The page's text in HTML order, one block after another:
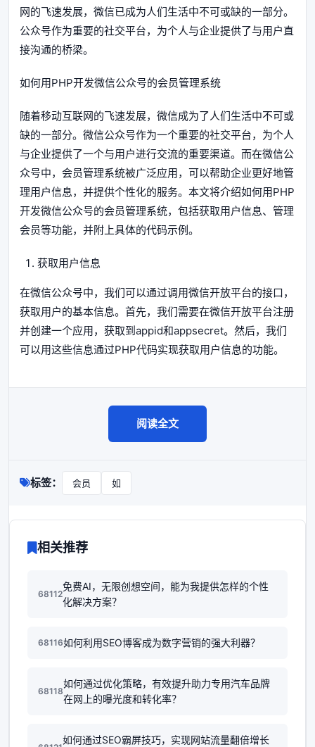
网的飞速发展，微信已成为人们生活中不可或缺的一部分。
公众号作为重要的社交平台，为个人与企业提供了与用户直
接沟通的桥梁。
如何用PHP开发微信公众号的会员管理系统
随着移动互联网的飞速发展，微信成为了人们生活中不可或
缺的一部分。微信公众号作为一个重要的社交平台，为个人
与企业提供了一个与用户进行交流的重要渠道。而在微信公
众号中，会员管理系统被广泛应用，可以帮助企业更好地管
理用户信息，并提供个性化的服务。本文将介绍如何用PHP
开发微信公众号的会员管理系统，包括获取用户信息、管理
会员等功能，并附上具体的代码示例。
获取用户信息
在微信公众号中，我们可以通过调用微信开放平台的接口，
获取用户的基本信息。首先，我们需要在微信开放平台注册
并创建一个应用，获取到appid和appsecret。然后，我们
可以用这些信息通过PHP代码实现获取用户信息的功能。
阅读全文
标签： 会员 如
相关推荐
68112
免费AI，无限创想空间，能为我提供怎样的个性
化解决方案？
68116如何利用SEO博客成为数字营销的强大利器？
68118
如何通过优化策略，有效提升助力专用汽车品牌
在网上的曝光度和转化率？
如何通过SEO霸屏技巧，实现网站流量翻倍增长